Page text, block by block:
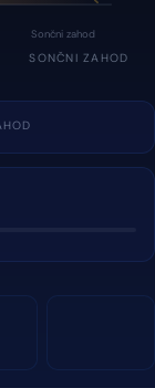
Sončni zahod
SONČNI ZAHOD